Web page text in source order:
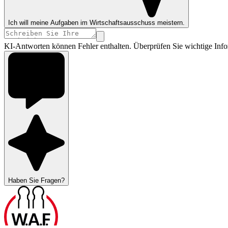
Ich will meine Aufgaben im Wirtschaftsausschuss meistern.
KI-Antworten können Fehler enthalten. Überprüfen Sie wichtige
Haben Sie Fragen?